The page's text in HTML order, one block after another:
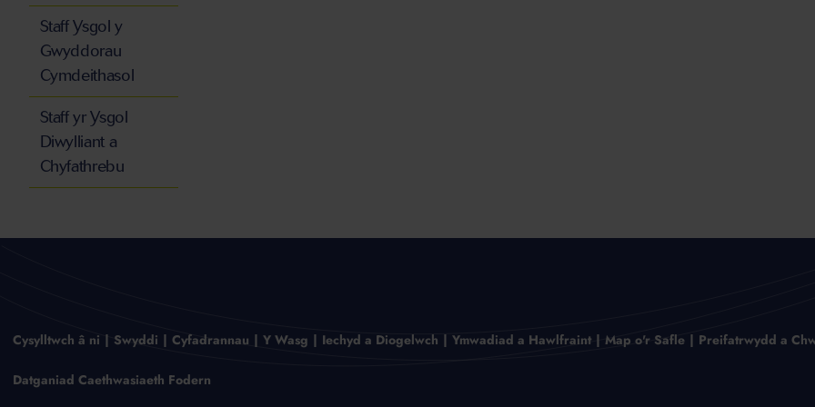
Staff Ysgol y
Gwyddorau
Cymdeithasol
Staff yr Ysgol
Diwylliant a
Chyfathrebu
Cysylltwch â ni Swyddi Cyfadrannau Y Wasg Iechyd a Diogelwch Ymwadiad a Hawlfraint Map o'r Safle Preifatrwydd a
Datganiad Caethwasiaeth Fodern